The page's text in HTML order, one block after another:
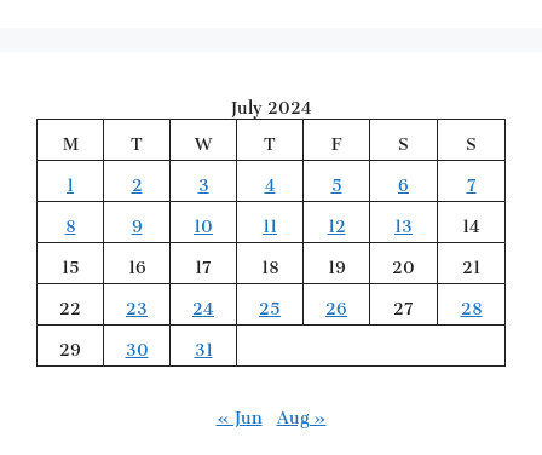
July 2024
M
T W T F S
S
1
2 3 4 5 6
7
8
9 10 11 12 13
14
15
16 17 18 19 20
21
22
23 24 25 26 27
28
29
30
31
« Jun Aug »